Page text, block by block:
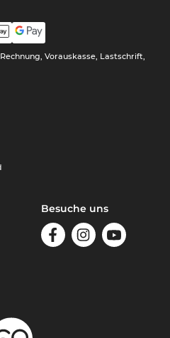
Vorauskasse, Lastschrift,
Besuche uns